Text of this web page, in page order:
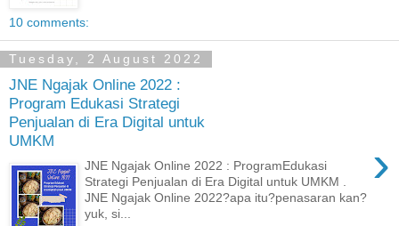
10 comments:
Tuesday, 2 August 2022
JNE Ngajak Online 2022 :
Program Edukasi Strategi
Penjualan di Era Digital untuk
UMKM
›
JNE Ngajak Online 2022 : ProgramEdukasi
Strategi Penjualan di Era Digital untuk UMKM .
JNE Ngajak Online 2022?apa itu?penasaran kan?
yuk, si...